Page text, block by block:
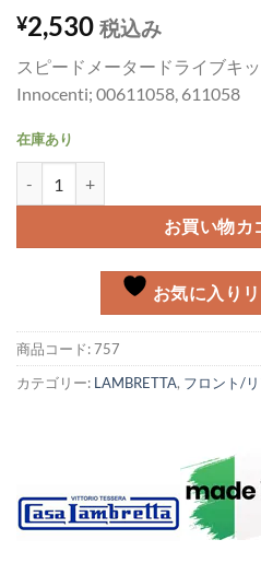
¥2,530 税込み
スピードメータードライブキッ
Innocenti; 00611058, 611058
在庫あり
お買い物カ
お気に入り
商品コード:757
カテゴリー: LAMBRETTA, フロント/